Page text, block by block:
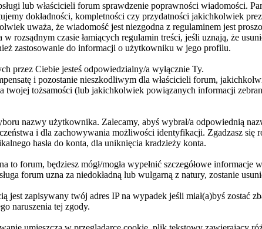
lub właścicieli forum sprawdzenie poprawności wiadomości.
dokładności, kompletności czy przydatności jakichkolwiek
uważa, że wiadomość jest niezgodna z regulaminem jest
w rozsądnym czasie łamiących regulamin treści, jeśli uznają, że
zastosowanie do informacji o użytkowniku w jego profilu.
przez Ciebie jesteś odpowiedzialny/a wyłącznie Ty.
i pozostanie nieszkodliwym dla właścicieli forum,
twojej tożsamości (lub jakichkolwiek powiązanych informacji
nazwy użytkownika. Zalecamy, abyś wybrał/a odpowiednią
i dla zachowywania możliwości identyfikacji. Zgadzasz
hasła do konta, dla uniknięcia kradzieży konta.
to forum, będziesz mógł/mogła wypełnić szczegółowe
forum uzna za niedokładną lub wulgarną z natury, zostanie
jest zapisywany twój adres IP na wypadek jeśli miał(a)byś
naruszenia tej zgody.